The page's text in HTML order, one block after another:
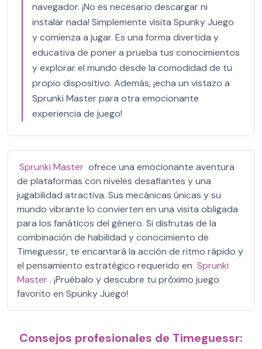
navegador. ¡No es necesario descargar ni
instalar nada! Simplemente visita Spunky Juego
y comienza a jugar. Es una forma divertida y
educativa de poner a prueba tus conocimientos
y explorar el mundo desde la comodidad de tu
propio dispositivo. Además, ¡echa un vistazo a
Sprunki Master para otra emocionante
experiencia de juego!
Sprunki Master ofrece una emocionante aventura
de plataformas con niveles desafiantes y una
jugabilidad atractiva. Sus mecánicas únicas y su
mundo vibrante lo convierten en una visita obligada
para los fanáticos del género. Si disfrutas de la
combinación de habilidad y conocimiento de
Timeguessr, te encantará la acción de ritmo rápido y
el pensamiento estratégico requerido en Sprunki
Master. ¡Pruébalo y descubre tu próximo juego
favorito en Spunky Juego!
Consejos profesionales de Timeguessr: